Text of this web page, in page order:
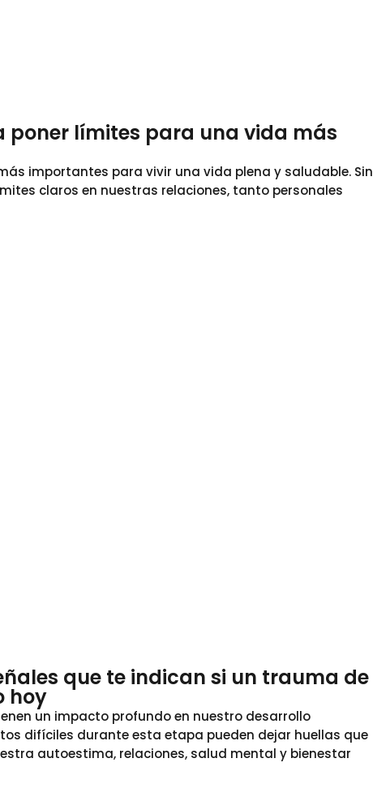
poner límites para una vida más
importantes para vivir una vida plena y saludable. Sin
claros en nuestras relaciones, tanto personales
que te indican si un trauma de
hoy
un impacto profundo en nuestro desarrollo
difíciles durante esta etapa pueden dejar huellas que
autoestima, relaciones, salud mental y bienestar